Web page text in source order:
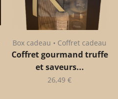
Box cadeau • Coffret cadeau
Coffret gourmand truffe
et saveurs...
26,49 €